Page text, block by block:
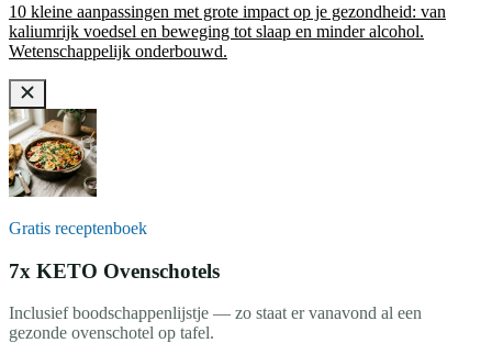
10 kleine aanpassingen met grote impact op je gezondheid: van
kaliumrijk voedsel en beweging tot slaap en minder alcohol.
Wetenschappelijk onderbouwd.
Gratis receptenboek
7x KETO Ovenschotels
Inclusief boodschappenlijstje — zo staat er vanavond al een
gezonde ovenschotel op tafel.